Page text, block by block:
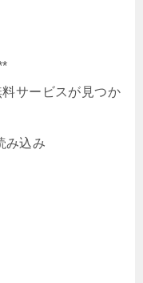
サービスが見つか
込み